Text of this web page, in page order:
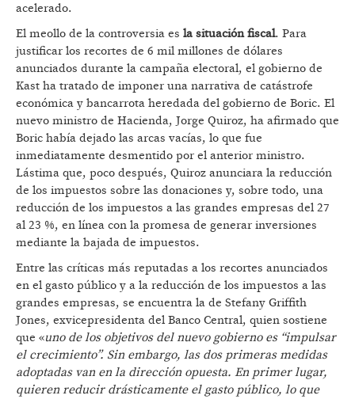
acelerado.
El meollo de la controversia es la situación fiscal. Para
justificar los recortes de 6 mil millones de dólares
anunciados durante la campaña electoral, el gobierno de
Kast ha tratado de imponer una narrativa de catástrofe
económica y bancarrota heredada del gobierno de Boric. El
nuevo ministro de Hacienda, Jorge Quiroz, ha afirmado que
Boric había dejado las arcas vacías, lo que fue
inmediatamente desmentido por el anterior ministro.
Lástima que, poco después, Quiroz anunciara la reducción
de los impuestos sobre las donaciones y, sobre todo, una
reducción de los impuestos a las grandes empresas del 27
al 23 %, en línea con la promesa de generar inversiones
mediante la bajada de impuestos.
Entre las críticas más reputadas a los recortes anunciados
en el gasto público y a la reducción de los impuestos a las
grandes empresas, se encuentra la de Stefany Griffith
Jones, exvicepresidenta del Banco Central, quien sostiene
que «uno de los objetivos del nuevo gobierno es “impulsar
el crecimiento”. Sin embargo, las dos primeras medidas
adoptadas van en la dirección opuesta. En primer lugar,
quieren reducir drásticamente el gasto público, lo que